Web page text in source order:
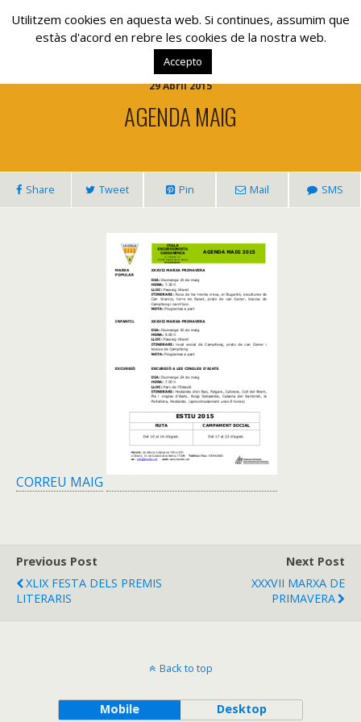
www.lacolla.cat
29 Abril 2015
AGENDA MAIG
Share Tweet Pin Mail SMS
CORREU MAIG
Previous Post
XLIX FESTA DELS PREMIS
LITERARIS
Next Post
XXXVII MARXA DE
PRIMAVERA
Back to top
Mobile Desktop
Utilitzem cookies en aquesta web. Si continues, assumim que
estàs d'acord en rebre les cookies de la nostra web.
Accepto